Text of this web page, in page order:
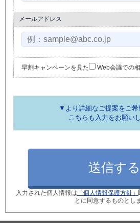
メールアドレス
早割キャンペーンを見た Web会議での
▼より詳細なご提案をご希
こちらも入力をお願い
月間使用枚数_カラー
入力された個人情報は 「個人情報保護方針」
とに同意するものとし